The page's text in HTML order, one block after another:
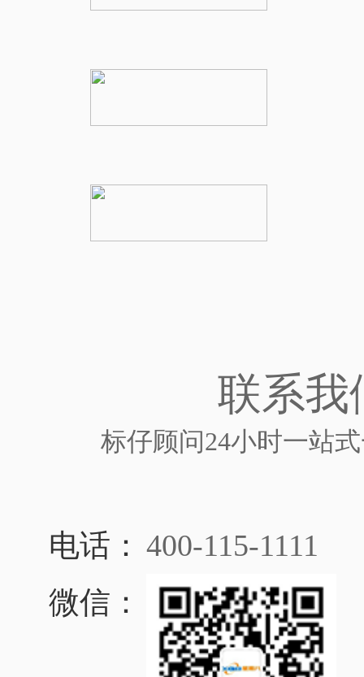
联系我
标仔顾问24小时一站
电话： 400-115-1111
微信：